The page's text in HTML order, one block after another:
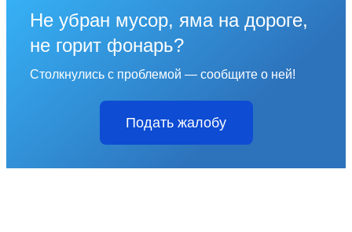
Не убран мусор, яма на дороге,
не горит фонарь?
Столкнулись с проблемой — сообщите о ней!
Подать жалобу